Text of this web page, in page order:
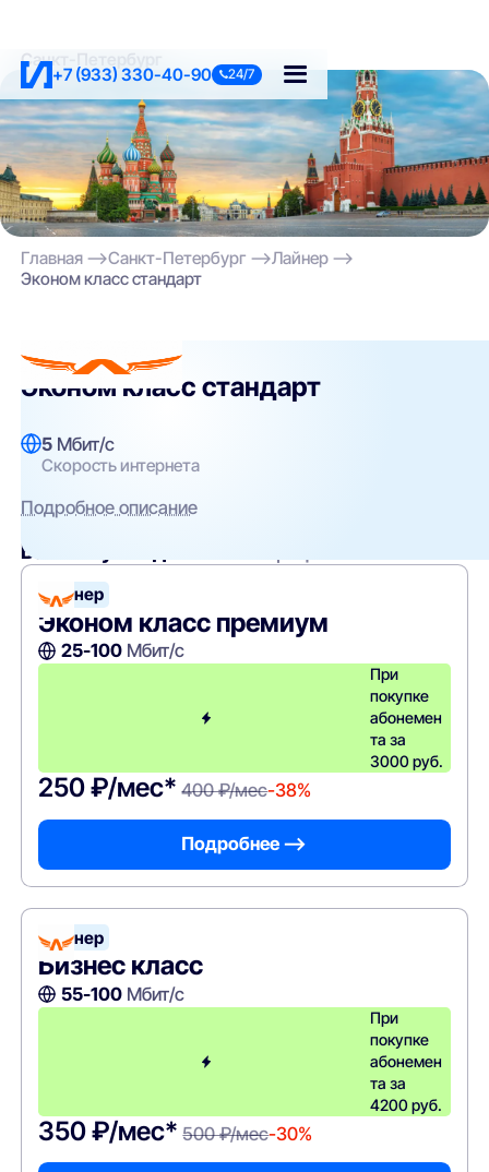
+7 (933) 330-40-90 24/7
Санкт-Петербург
Главная Санкт-Петербург
Лайнер
Эконом класс стандарт
Лайнер
Эконом класс стандарт
5 Мбит/с
Скорость интернета
Подробное описание
Вам могут подойти
Лайнер
Эконом класс премиум
25-100Мбит/с
При
покупке
абонемен
та за
3000 руб.
250 ₽/мес* 400 ₽/мес-38%
Подробнее —>
Лайнер
Бизнес класс
55-100Мбит/с
При
покупке
абонемен
та за
4200 руб.
350 ₽/мес* 500 ₽/мес-30%